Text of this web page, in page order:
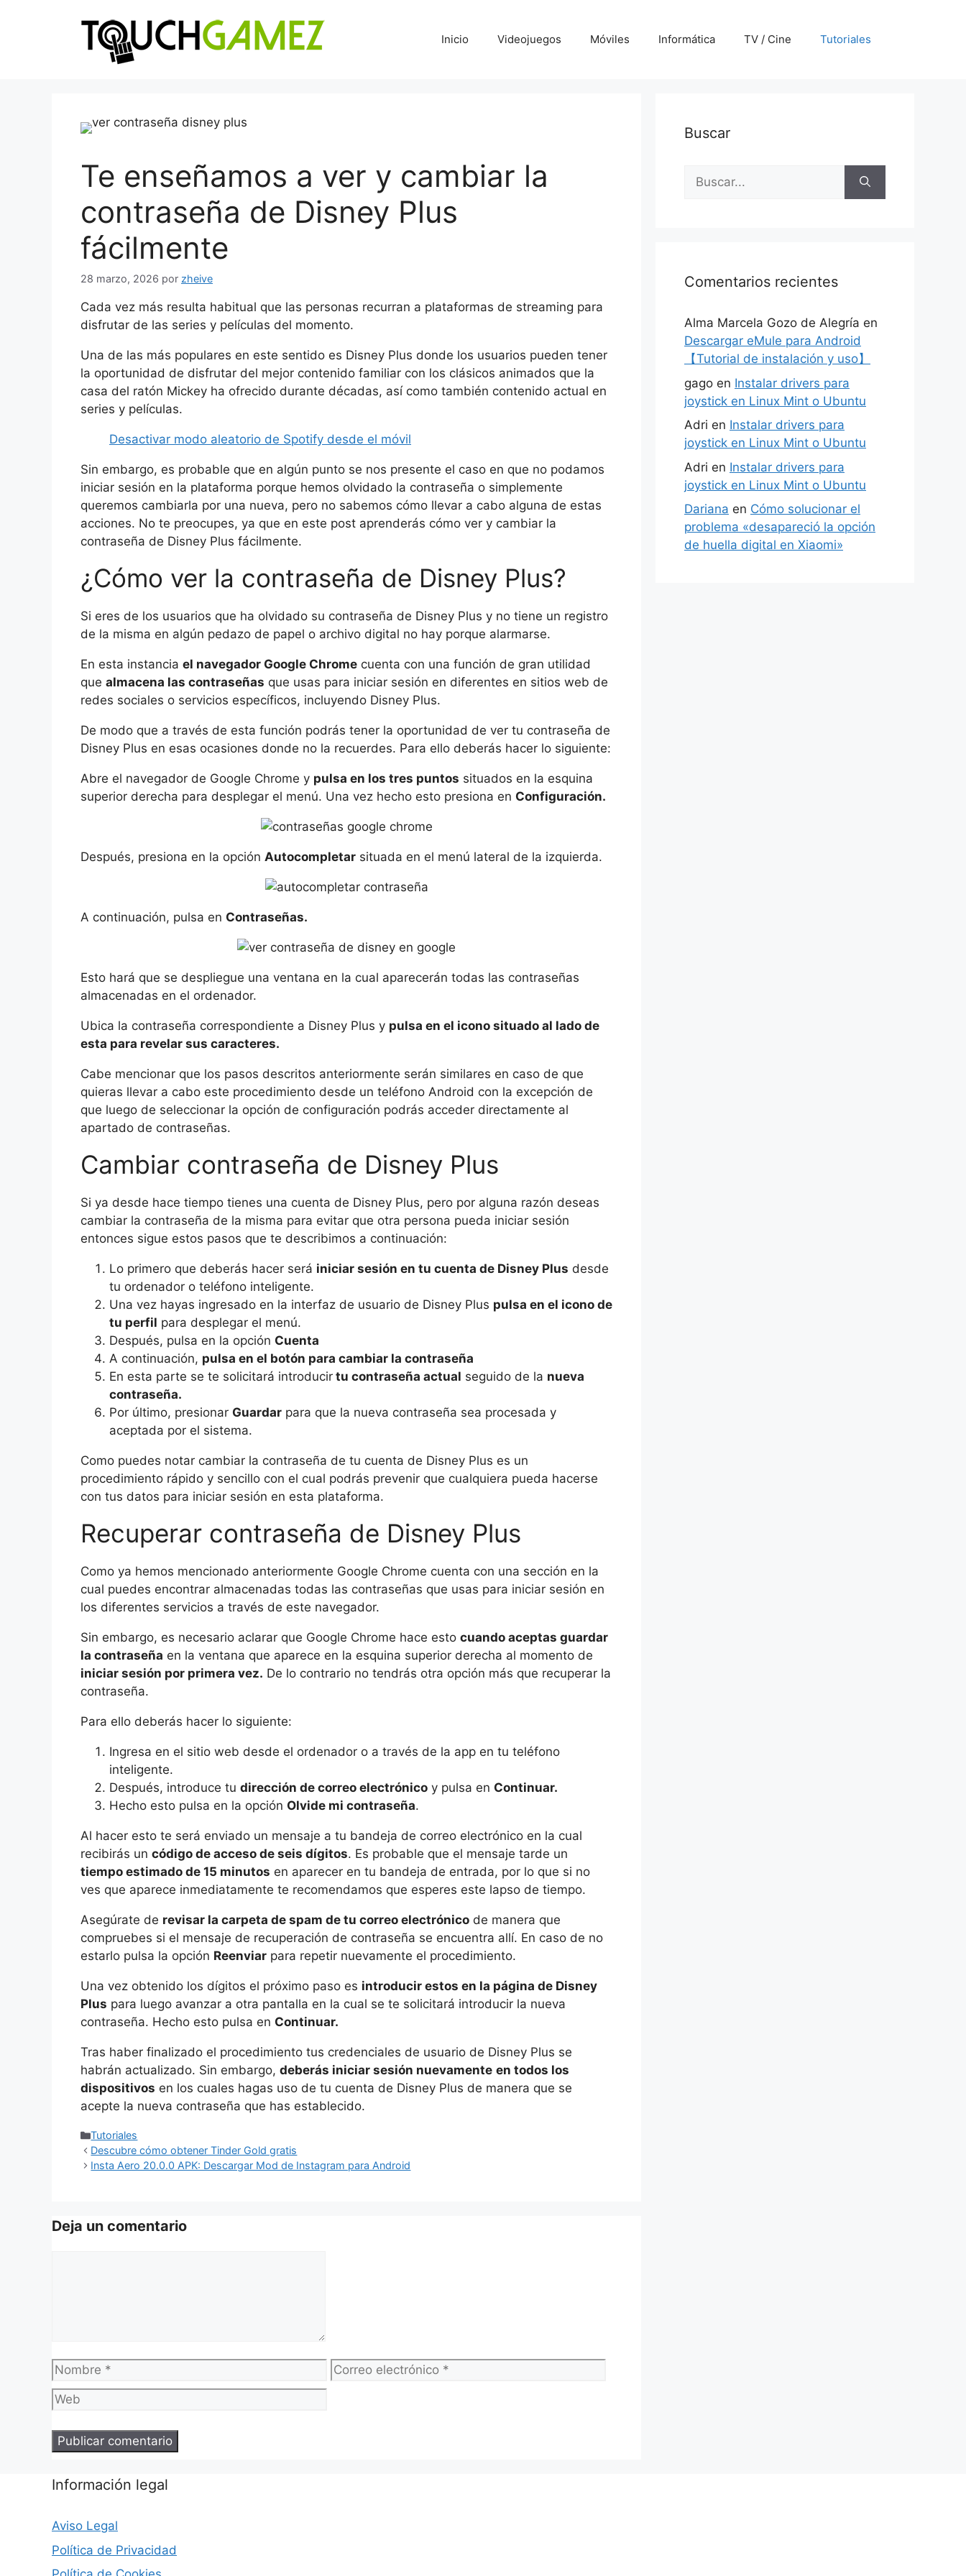
Inicio Videojuegos Móviles Informática TV / Cine Tutoriales
Te enseñamos a ver y cambiar la
contraseña de Disney Plus
fácilmente
28 marzo, 2026 por zheive
Cada vez más resulta habitual que las personas recurran a plataformas de streaming para
disfrutar de las series y películas del momento.
Una de las más populares en este sentido es Disney Plus donde los usuarios pueden tener
la oportunidad de disfrutar del mejor contenido familiar con los clásicos animados que la
casa del ratón Mickey ha ofrecido durante décadas, así como también contenido actual en
series y películas.
Desactivar modo aleatorio de Spotify desde el móvil
Sin embargo, es probable que en algún punto se nos presente el caso en que no podamos
iniciar sesión en la plataforma porque hemos olvidado la contraseña o simplemente
queremos cambiarla por una nueva, pero no sabemos cómo llevar a cabo alguna de estas
acciones. No te preocupes, ya que en este post aprenderás cómo ver y cambiar la
contraseña de Disney Plus fácilmente.
¿Cómo ver la contraseña de Disney Plus?
Si eres de los usuarios que ha olvidado su contraseña de Disney Plus y no tiene un registro
de la misma en algún pedazo de papel o archivo digital no hay porque alarmarse.
En esta instancia el navegador Google Chrome cuenta con una función de gran utilidad
que almacena las contraseñas que usas para iniciar sesión en diferentes en sitios web de
redes sociales o servicios específicos, incluyendo Disney Plus.
De modo que a través de esta función podrás tener la oportunidad de ver tu contraseña de
Disney Plus en esas ocasiones donde no la recuerdes. Para ello deberás hacer lo siguiente:
Abre el navegador de Google Chrome y pulsa en los tres puntos situados en la esquina
superior derecha para desplegar el menú. Una vez hecho esto presiona en Configuración.
Después, presiona en la opción Autocompletar situada en el menú lateral de la izquierda.
A continuación, pulsa en Contraseñas.
Esto hará que se despliegue una ventana en la cual aparecerán todas las contraseñas
almacenadas en el ordenador.
Ubica la contraseña correspondiente a Disney Plus y pulsa en el icono situado al lado de
esta para revelar sus caracteres.
Cabe mencionar que los pasos descritos anteriormente serán similares en caso de que
quieras llevar a cabo este procedimiento desde un teléfono Android con la excepción de
que luego de seleccionar la opción de configuración podrás acceder directamente al
apartado de contraseñas.
Cambiar contraseña de Disney Plus
Si ya desde hace tiempo tienes una cuenta de Disney Plus, pero por alguna razón deseas
cambiar la contraseña de la misma para evitar que otra persona pueda iniciar sesión
entonces sigue estos pasos que te describimos a continuación:
Lo primero que deberás hacer será iniciar sesión en tu cuenta de Disney Plus desde
tu ordenador o teléfono inteligente.
Una vez hayas ingresado en la interfaz de usuario de Disney Plus pulsa en el icono de
tu perfil para desplegar el menú.
Después, pulsa en la opción Cuenta
A continuación, pulsa en el botón para cambiar la contraseña
En esta parte se te solicitará introducir tu contraseña actual seguido de la nueva
contraseña.
Por último, presionar Guardar para que la nueva contraseña sea procesada y
aceptada por el sistema.
Como puedes notar cambiar la contraseña de tu cuenta de Disney Plus es un
procedimiento rápido y sencillo con el cual podrás prevenir que cualquiera pueda hacerse
con tus datos para iniciar sesión en esta plataforma.
Recuperar contraseña de Disney Plus
Como ya hemos mencionado anteriormente Google Chrome cuenta con una sección en la
cual puedes encontrar almacenadas todas las contraseñas que usas para iniciar sesión en
los diferentes servicios a través de este navegador.
Sin embargo, es necesario aclarar que Google Chrome hace esto cuando aceptas guardar
la contraseña en la ventana que aparece en la esquina superior derecha al momento de
iniciar sesión por primera vez. De lo contrario no tendrás otra opción más que recuperar la
contraseña.
Para ello deberás hacer lo siguiente:
Ingresa en el sitio web desde el ordenador o a través de la app en tu teléfono
inteligente.
Después, introduce tu dirección de correo electrónico y pulsa en Continuar.
Hecho esto pulsa en la opción Olvide mi contraseña.
Al hacer esto te será enviado un mensaje a tu bandeja de correo electrónico en la cual
recibirás un código de acceso de seis dígitos. Es probable que el mensaje tarde un
tiempo estimado de 15 minutos en aparecer en tu bandeja de entrada, por lo que si no
ves que aparece inmediatamente te recomendamos que esperes este lapso de tiempo.
Asegúrate de revisar la carpeta de spam de tu correo electrónico de manera que
compruebes si el mensaje de recuperación de contraseña se encuentra allí. En caso de no
estarlo pulsa la opción Reenviar para repetir nuevamente el procedimiento.
Una vez obtenido los dígitos el próximo paso es introducir estos en la página de Disney
Plus para luego avanzar a otra pantalla en la cual se te solicitará introducir la nueva
contraseña. Hecho esto pulsa en Continuar.
Tras haber finalizado el procedimiento tus credenciales de usuario de Disney Plus se
habrán actualizado. Sin embargo, deberás iniciar sesión nuevamente en todos los
dispositivos en los cuales hagas uso de tu cuenta de Disney Plus de manera que se
acepte la nueva contraseña que has establecido.
Categorías
Tutoriales
Descubre cómo obtener Tinder Gold gratis
Insta Aero 20.0.0 APK: Descargar Mod de Instagram para Android
Deja un comentario
Nombre
Correo
electrónico
Buscar
Buscar:
Comentarios recientes
Alma Marcela Gozo de Alegría en
Descargar eMule para Android
【Tutorial de instalación y uso】
gago en Instalar drivers para
joystick en Linux Mint o Ubuntu
Adri en Instalar drivers para
joystick en Linux Mint o Ubuntu
Adri en Instalar drivers para
joystick en Linux Mint o Ubuntu
Dariana en Cómo solucionar el
problema «desapareció la opción
de huella digital en Xiaomi»
Información legal
Aviso Legal
Política de Privacidad